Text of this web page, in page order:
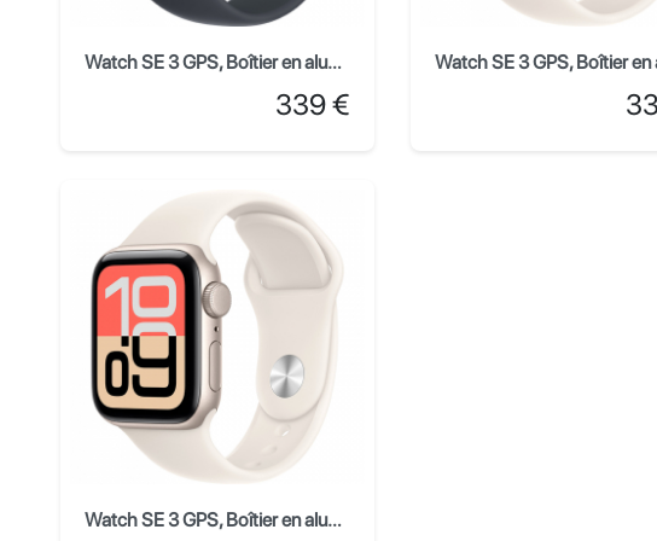
Watch SE 3 GPS, Boîtier en aluminium minuit de 44 mm, Bracelet Sport minuit - M/L
Prix
339 €
Prix
Watch SE 3 GPS, Boîtier en aluminium lumière stellaire de 40 mm, Bracelet Sport lumière stellaire - S/M